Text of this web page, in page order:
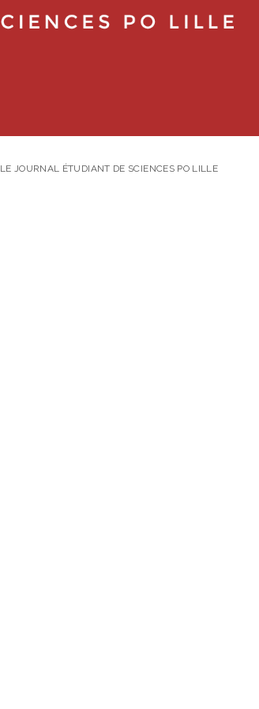
LE JOURNAL ÉTUDIANT DE SCIENCES PO LILLE